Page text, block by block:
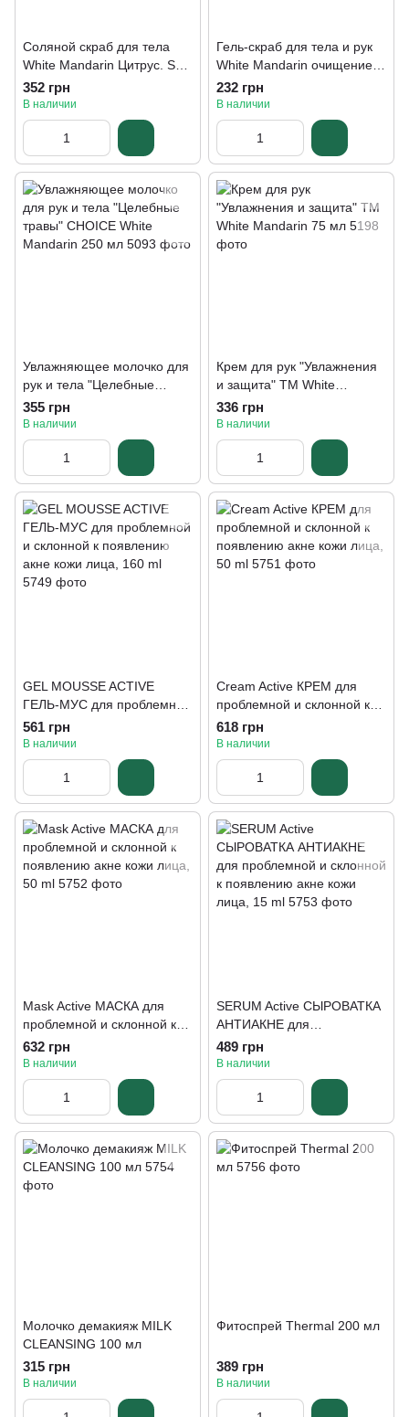
Соляной скраб для тела
White Mandarin Цитрус. SPA
collection 150 мл
352 грн
В наличии
Гель-скраб для тела и рук
White Mandarin очищение и
питание 200 мл
232 грн
В наличии
Увлажняющее молочко для
рук и тела "Целебные
травы" CHOICE White
Mandarin 250 мл
355 грн
В наличии
Крем для рук "Увлажнения
и защита" ТМ White
Mandarin 75 мл
336 грн
В наличии
GEL MOUSSE ACTIVE
ГЕЛЬ-МУС для проблемной
и склонной к появлению
акне кожи лица, 160 ml
561 грн
В наличии
Cream Active КРЕМ для
проблемной и склонной к
появлению акне кожи лица,
50 ml
618 грн
В наличии
Mask Active МАСКА для
проблемной и склонной к
появлению акне кожи лица,
50 ml
632 грн
В наличии
SERUM Active СЫРОВАТКА
АНТИАКНЕ для
проблемной и склонной к
появлению акне кожи лица,
15 ml
489 грн
В наличии
Молочко демакияж MILK
CLEANSING 100 мл
315 грн
В наличии
Фитоспрей Thermal 200 мл
389 грн
В наличии